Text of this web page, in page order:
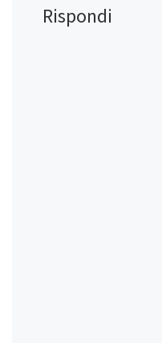
Rispondi